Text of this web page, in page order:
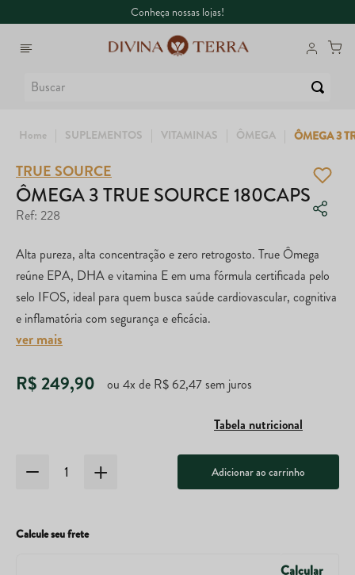
Conheça nossas lojas!
SUPLEMENTOS VITAMINAS ÔMEGA ÔMEGA 3
TRUE SOURCE
ÔMEGA 3 TRUE SOURCE 180CAPS
Ref: 228
Alta pureza, alta concentração e zero retrogosto. True Ômega
reúne EPA, DHA e vitamina E em uma fórmula certificada pelo
selo IFOS, ideal para quem busca saúde cardiovascular, cognitiva
e inflamatória com segurança e eficácia.
ver mais
R$249,90 ou 4x de R$ 62,47sem juros
Tabela nutricional
Adicionar ao carrinho
Calcule seu frete
º Whey
2º Creatina
3º Ômega
4 Garrafa
6º Dux
8º Maca Peruana
9º Nac